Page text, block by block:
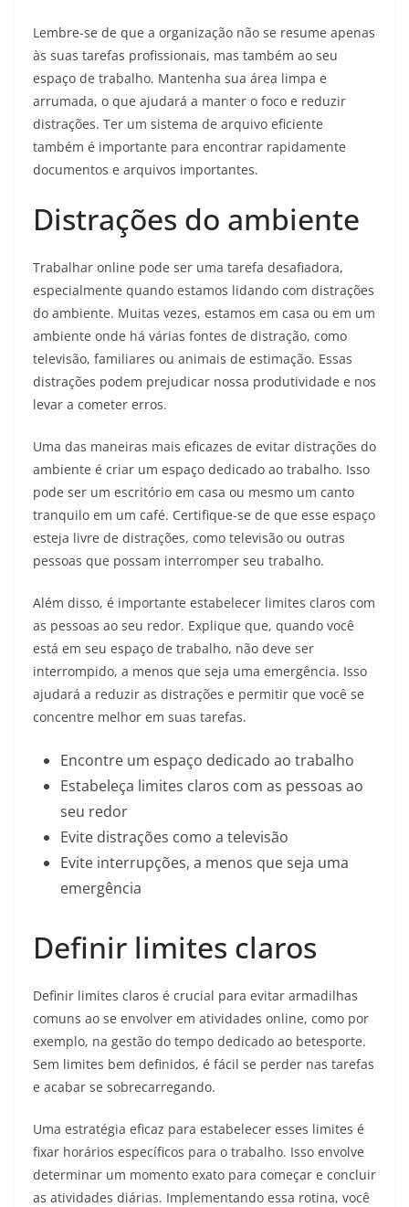
Lembre-se de que a organização não se resume apenas
às suas tarefas profissionais, mas também ao seu
espaço de trabalho. Mantenha sua área limpa e
arrumada, o que ajudará a manter o foco e reduzir
distrações. Ter um sistema de arquivo eficiente
também é importante para encontrar rapidamente
documentos e arquivos importantes.
Distrações do ambiente
Trabalhar online pode ser uma tarefa desafiadora,
especialmente quando estamos lidando com distrações
do ambiente. Muitas vezes, estamos em casa ou em um
ambiente onde há várias fontes de distração, como
televisão, familiares ou animais de estimação. Essas
distrações podem prejudicar nossa produtividade e nos
levar a cometer erros.
Uma das maneiras mais eficazes de evitar distrações do
ambiente é criar um espaço dedicado ao trabalho. Isso
pode ser um escritório em casa ou mesmo um canto
tranquilo em um café. Certifique-se de que esse espaço
esteja livre de distrações, como televisão ou outras
pessoas que possam interromper seu trabalho.
Além disso, é importante estabelecer limites claros com
as pessoas ao seu redor. Explique que, quando você
está em seu espaço de trabalho, não deve ser
interrompido, a menos que seja uma emergência. Isso
ajudará a reduzir as distrações e permitir que você se
concentre melhor em suas tarefas.
Encontre um espaço dedicado ao trabalho
Estabeleça limites claros com as pessoas ao
seu redor
Evite distrações como a televisão
Evite interrupções, a menos que seja uma
emergência
Definir limites claros
Definir limites claros é crucial para evitar armadilhas
comuns ao se envolver em atividades online, como por
exemplo, na gestão do tempo dedicado ao betesporte.
Sem limites bem definidos, é fácil se perder nas tarefas
e acabar se sobrecarregando.
Uma estratégia eficaz para estabelecer esses limites é
fixar horários específicos para o trabalho. Isso envolve
determinar um momento exato para começar e concluir
as atividades diárias. Implementando essa rotina, você